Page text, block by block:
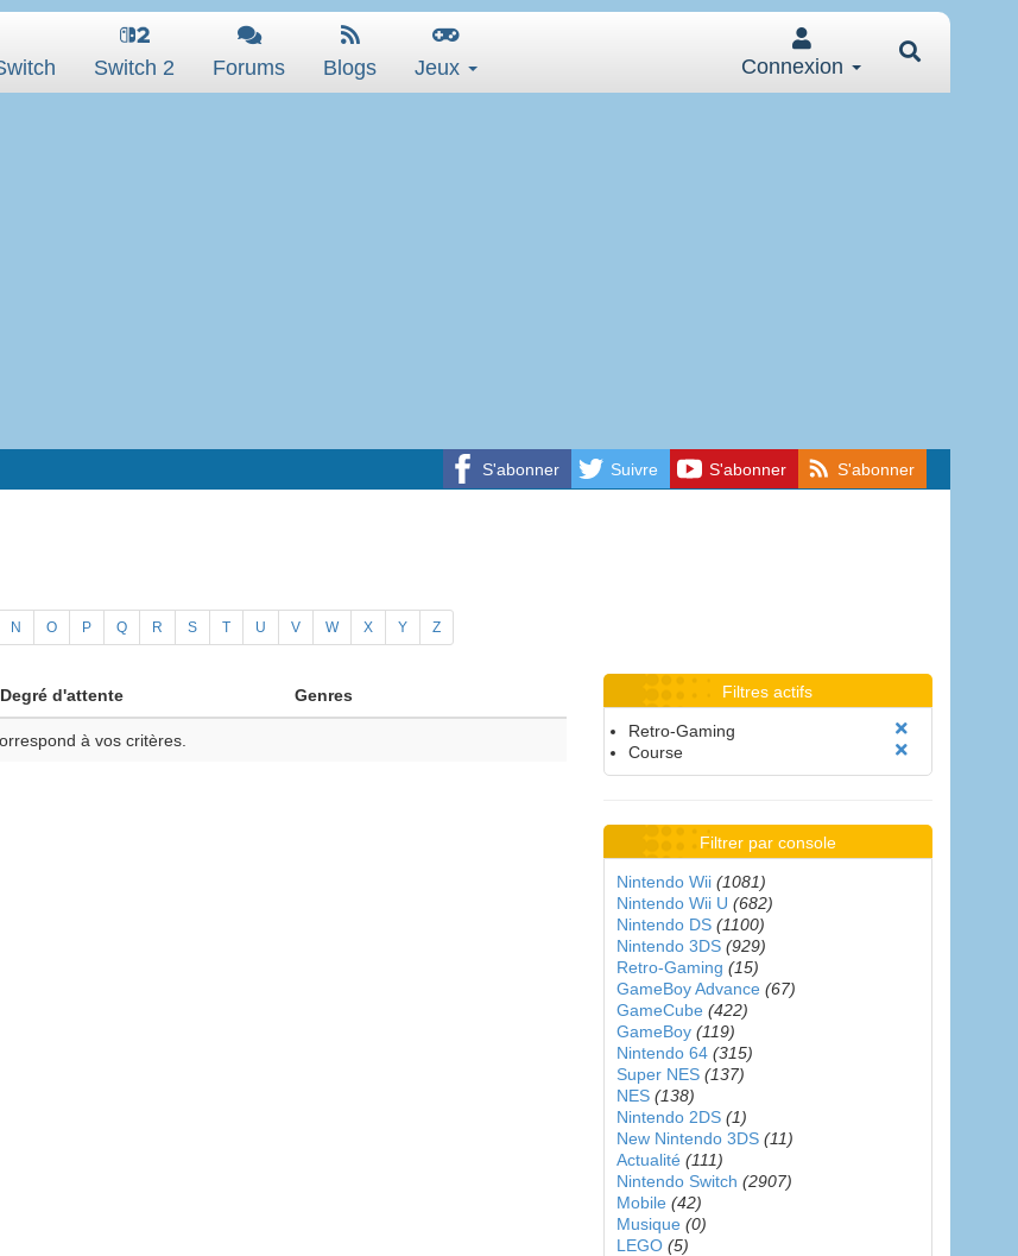
Switch 2 Forums Blogs Jeux Connexion
S'abonner Suivre S'abonner S'abonner
N O P Q R S T U V W X Y Z
Degré d'attente Genres
à vos critères.
Filtres actifs
Retro-Gaming
Course
Filtrer par console
Nintendo Wii (1081)
Nintendo Wii U (682)
Nintendo DS (1100)
Nintendo 3DS (929)
Retro-Gaming (15)
GameBoy Advance (67)
GameCube (422)
GameBoy (119)
Nintendo 64 (315)
Super NES (137)
NES (138)
Nintendo 2DS (1)
New Nintendo 3DS (11)
Actualité (111)
Nintendo Switch (2907)
Mobile (42)
Musique (0)
LEGO (5)